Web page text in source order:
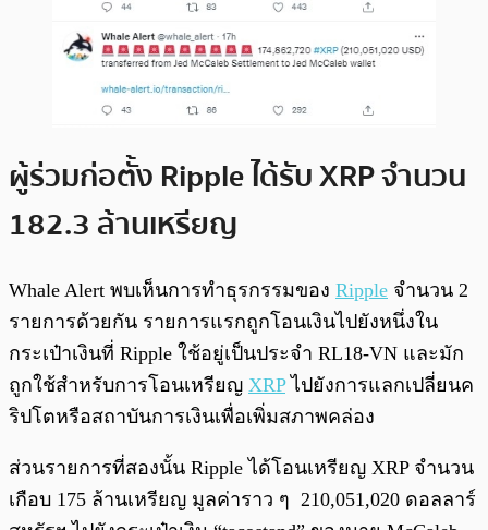
ผู้ร่วมก่อตั้ง Ripple ได้รับ XRP จำนวน
182.3 ล้านเหรียญ
Whale Alert พบเห็นการทำธุรกรรมของ Ripple จำนวน 2
รายการด้วยกัน รายการแรกถูกโอนเงินไปยังหนึ่งใน
กระเป๋าเงินที่ Ripple ใช้อยู่เป็นประจำ RL18-VN และมัก
ถูกใช้สำหรับการโอนเหรียญ XRPไปยังการแลกเปลี่ยนค
ริปโตหรือสถาบันการเงินเพื่อเพิ่มสภาพคล่อง
ส่วนรายการที่สองนั้น Ripple ได้โอนเหรียญ XRP จำนวน
เกือบ 175 ล้านเหรียญ มูลค่าราว ๆ 210,051,020 ดอลลาร์